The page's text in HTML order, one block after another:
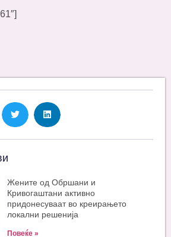
Жените од Обршани и
Кривогаштани активно
придонесуваат во креирањето
локални решенија
Повеќе »